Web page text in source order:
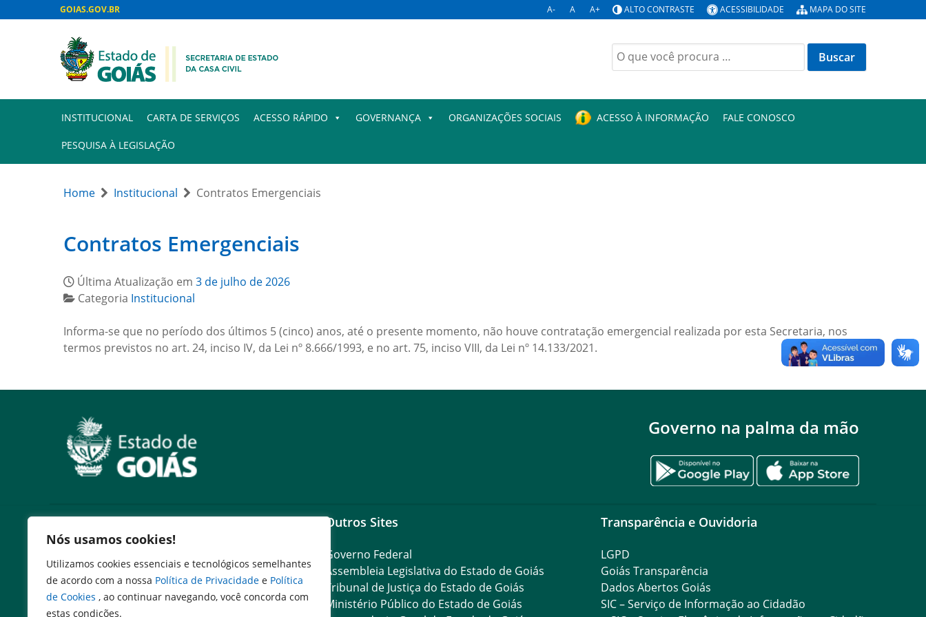
Nós usamos cookies!
Utilizamos cookies essenciais e tecnológicos semelhantes
de acordo com a nossa Política de Privacidade e Política
de Cookies , ao continuar navegando, você concorda com
estas condições.
GOIAS.GOV.BR A- A A+ ALTO CONTRASTE ACESSIBILIDADE MAPA DO SITE
Buscar
por:
INSTITUCIONAL CARTA DE SERVIÇOS ACESSO RÁPIDO GOVERNANÇA ORGANIZAÇÕES SOCIAIS ACESSO À INFORMAÇÃO FALE CONOSCO
PESQUISA À LEGISLAÇÃO
Home Institucional Contratos Emergenciais
Contratos Emergenciais
Última Atualização em 3 de julho de 2026
Categoria Institucional
Informa-se que no período dos últimos 5 (cinco) anos, até o presente momento, não houve contratação emergencial realizada por esta Secretaria, nos
termos previstos no art. 24, inciso IV, da Lei nº 8.666/1993, e no art. 75, inciso VIII, da Lei nº 14.133/2021.
Governo na palma da mão
Serviços
Expresso Aplicações
Expresso Servidor
SEI Governadoria
Outros Sites
Governo Federal
Assembleia Legislativa do Estado de Goiás
Tribunal de Justiça do Estado de Goiás
Ministério Público do Estado de Goiás
Transparência e Ouvidoria
LGPD
Goiás Transparência
Dados Abertos Goiás
SIC – Serviço de Informação ao Cidadão